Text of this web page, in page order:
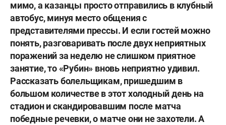
мимо, а казанцы просто отправились в клубный
автобус, минуя место общения с
представителями прессы. И если гостей можно
понять, разговаривать после двух неприятных
поражений за неделю не слишком приятное
занятие, то «Рубин» вновь неприятно удивил.
Рассказать болельщикам, пришедшим в
большом количестве в этот холодный день на
стадион и скандировавшим после матча
победные речевки, о матче они не захотели. А